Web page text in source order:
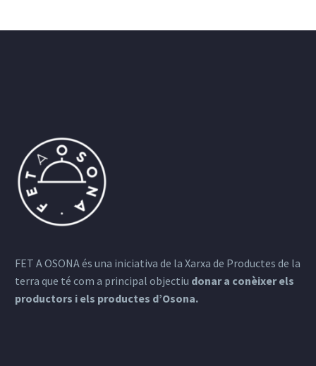
FET A OSONA és una iniciativa de la Xarxa de Productes de la
terra que té com a principal objectiu donar a conèixer els
productors i els productes d’Osona.